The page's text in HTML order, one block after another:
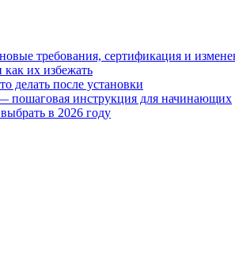
требования, сертификация и
их избежать
делать после установки
пошаговая инструкция для начинающих
в 2026 году